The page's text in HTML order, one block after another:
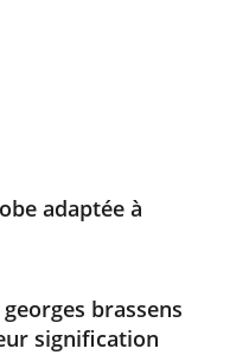
adaptée à
brassens
signification